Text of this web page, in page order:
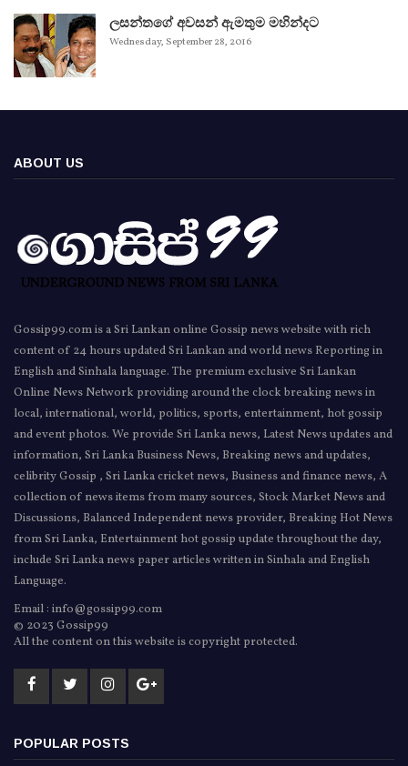
ලසන්තගේ අවසන් ඇමතුම මහින්දට
Wednesday, September 28, 2016
ABOUT US
Gossip99.com is a Sri Lankan online Gossip news website with rich
content of 24 hours updated Sri Lankan and world news Reporting in
English and Sinhala language. The premium exclusive Sri Lankan
Online News Network providing around the clock breaking news in
local, international, world, politics, sports, entertainment, hot gossip
and event photos. We provide Sri Lanka news, Latest News updates and
information, Sri Lanka Business News, Breaking news and updates,
celibrity Gossip , Sri Lanka cricket news, Business and finance news, A
collection of news items from many sources, Stock Market News and
Discussions, Balanced Independent news provider, Breaking Hot News
from Sri Lanka, Entertainment hot gossip update throughout the day,
include Sri Lanka news paper articles written in Sinhala and English
Language.
Email : info@gossip99.com
© 2023 Gossip99
All the content on this website is copyright protected.
POPULAR POSTS